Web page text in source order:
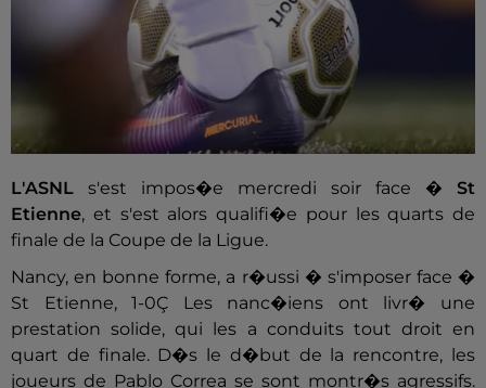
L'ASNL s'est impos�e mercredi soir face � St
Etienne, et s'est alors qualifi�e pour les quarts de
finale de la Coupe de la Ligue.
Nancy, en bonne forme, a r�ussi � s'imposer face �
St Etienne, 1-0Ç Les nanc�iens ont livr� une
prestation solide, qui les a conduits tout droit en
quart de finale. D�s le d�but de la rencontre, les
joueurs de Pablo Correa se sont montr�s agressifs.